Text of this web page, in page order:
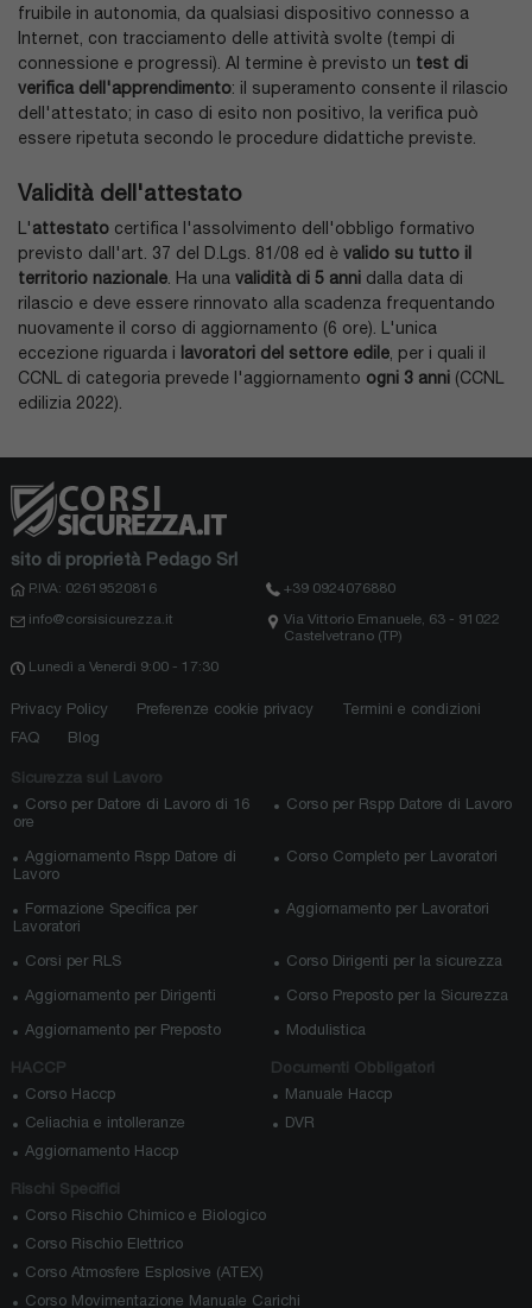
fruibile in autonomia, da qualsiasi dispositivo connesso a
Internet, con tracciamento delle attività svolte (tempi di
connessione e progressi). Al termine è previsto un test di
verifica dell'apprendimento: il superamento consente il rilascio
dell'attestato; in caso di esito non positivo, la verifica può
essere ripetuta secondo le procedure didattiche previste.
Validità dell'attestato
L'attestato certifica l'assolvimento dell'obbligo formativo
previsto dall'art. 37 del D.Lgs. 81/08 ed è valido su tutto il
territorio nazionale. Ha una validità di 5 anni dalla data di
rilascio e deve essere rinnovato alla scadenza frequentando
nuovamente il corso di aggiornamento (6 ore). L'unica
eccezione riguarda i lavoratori del settore edile, per i quali il
CCNL di categoria prevede l'aggiornamento ogni 3 anni (CCNL
edilizia 2022).
sito di proprietà Pedago Srl
P.IVA: 02619520816
+39 0924076880
info@corsisicurezza.it
Via Vittorio Emanuele, 63 - 91022
Castelvetrano (TP)
Lunedì a Venerdì 9:00 - 17:30
Privacy Policy Preferenze cookie privacy
Termini e condizioni
FAQ
Blog
Sicurezza sul Lavoro
Corso per Datore di Lavoro di 16
ore
Corso per Rspp Datore di Lavoro
Aggiornamento Rspp Datore di
Lavoro
Corso Completo per Lavoratori
Formazione Specifica per
Lavoratori
Aggiornamento per Lavoratori
Corsi per RLS
Corso Dirigenti per la sicurezza
Aggiornamento per Dirigenti
Corso Preposto per la Sicurezza
Aggiornamento per Preposto
Modulistica
HACCP
Corso Haccp
Celiachia e intolleranze
Aggiornamento Haccp
Documenti Obbligatori
Manuale Haccp
DVR
Rischi Specifici
Corso Rischio Chimico e Biologico
Corso Rischio Elettrico
Corso Atmosfere Esplosive (ATEX)
Corso Movimentazione Manuale Carichi